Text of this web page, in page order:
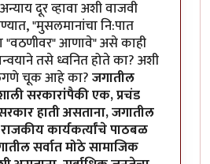
दूर व्हावा अशी वाजवी
"मुसलमानांचा नि:पात
"वठणीवर" आणावे" असे काही
तसे ध्वनित होते का? अशी
चूक आहे का?जगातील
सरकारांपैकी एक, प्रचंड
हाती असताना, जगातील
कार्यकर्त्यांचे पाठबळ
सर्वात मोठे सामाजिक